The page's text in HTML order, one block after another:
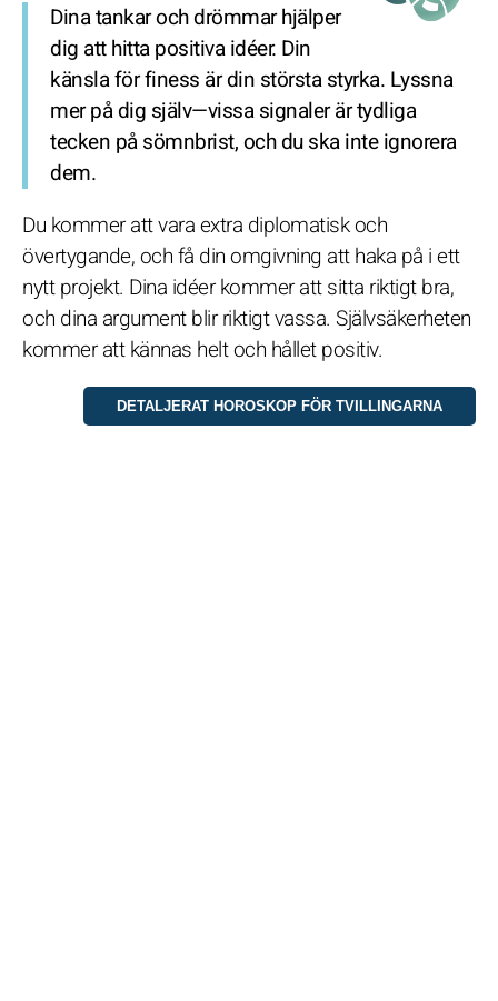
Dina tankar och drömmar hjälper
dig att hitta positiva idéer. Din
känsla för finess är din största styrka. Lyssna
mer på dig själv—vissa signaler är tydliga
tecken på sömnbrist, och du ska inte ignorera
dem.
Du kommer att vara extra diplomatisk och
övertygande, och få din omgivning att haka på i ett
nytt projekt. Dina idéer kommer att sitta riktigt bra,
och dina argument blir riktigt vassa. Självsäkerheten
kommer att kännas helt och hållet positiv.